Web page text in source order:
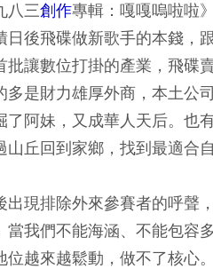
八三創作專輯：嘎嘎嗚啦啦
日後飛碟做新歌手的本錢，
讓數位打掛的產業，飛碟
是財力雄厚外商，本土公
阿妹，又成華人天后。也
丘回到家鄉，找到最適合自
出現排除外來參賽者的呼聲
我們不能海涵、不能包容
越來越鬆動，做不了核心。